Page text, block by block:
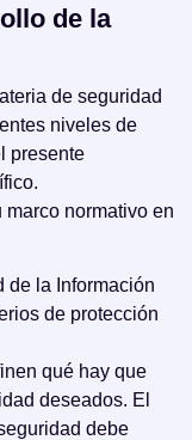
de la
de seguridad
niveles de
presente
marco normativo en
de la Información
de protección
qué hay que
deseados. El
debe